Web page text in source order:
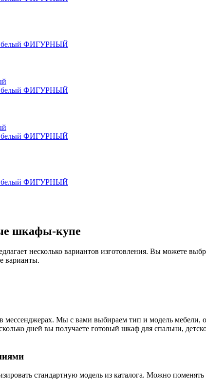
шкафы-купе
несколько вариантов изготовления. Вы можете
варианты.
мессенджерах. Мы с вами выбираем тип и модель мебели,
дней вы получаете готовый шкаф для спальни,
стандартную модель из каталога. Можно